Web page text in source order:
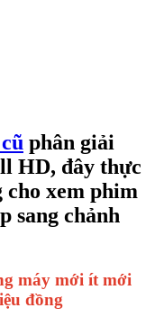
phân giải
HD, đây thực
xem phim
sang chảnh
máy mới ít mới
đồng